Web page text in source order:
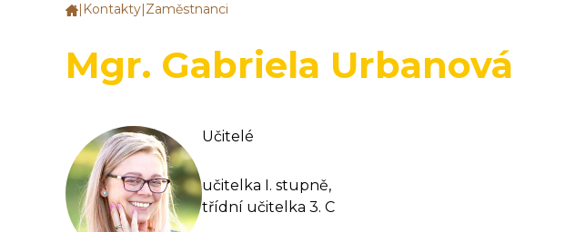
Základní
Zruč
nad
Sázavou
Kontakty Zaměstnanci
Mgr. Gabriela Urbanová
Učitelé
učitelka I. stupně,
třídní učitelka 3. C